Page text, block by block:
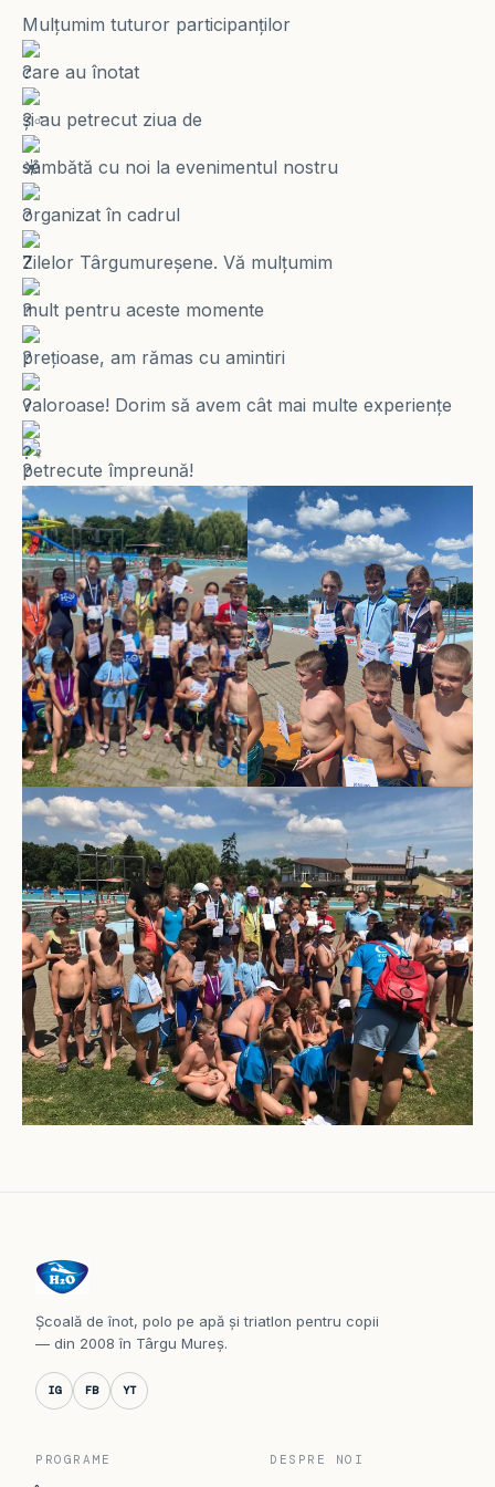
Mulțumim tuturor participanților
care au înotat
și au petrecut ziua de
sâmbătă cu noi la evenimentul nostru
organizat în cadrul
Zilelor Târgumureșene. Vă mulțumim
mult pentru aceste momente
prețioase, am rămas cu amintiri
valoroase! Dorim să avem cât mai multe experiențe
petrecute împreună!
Școală de înot, polo pe apă și triatlon pentru copii
— din 2008 în Târgu Mureș.
IG FB YT
PROGRAME DESPRE NOI